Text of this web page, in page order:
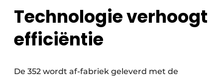
Technologie verhoogt
efficiëntie
De 352 wordt af-fabriek geleverd met de